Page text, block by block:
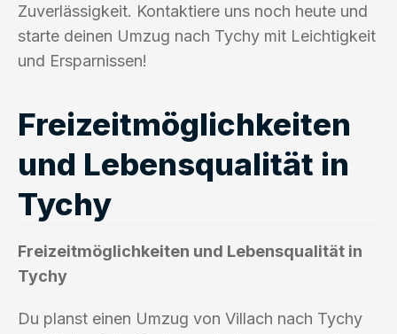
Zuverlässigkeit. Kontaktiere uns noch heute und
starte deinen Umzug nach Tychy mit Leichtigkeit
und Ersparnissen!
Freizeitmöglichkeiten
und Lebensqualität in
Tychy
Freizeitmöglichkeiten und Lebensqualität in
Tychy
Du planst einen Umzug von Villach nach Tychy